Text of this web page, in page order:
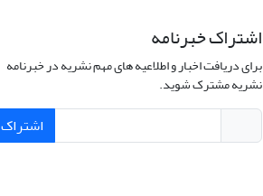
اشتراک خبرنامه
برای دریافت اخبار و اطلاعیه های مهم نشریه در خبرنامه
نشریه مشترک شوید.
اشتراک